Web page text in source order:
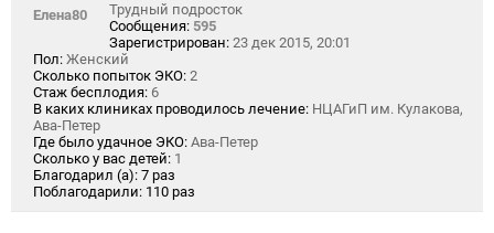
Елена80
Трудный подросток
Сообщения: 595
Зарегистрирован: 23 дек 2015, 20:01
Пол: Женский
Сколько попыток ЭКО: 2
Стаж бесплодия: 6
В каких клиниках проводилось лечение: НЦАГиП им. Кулакова,
Ава-Петер
Где было удачное ЭКО: Ава-Петер
Сколько у вас детей: 1
Благодарил (а): 7 раз
Поблагодарили: 110 раз